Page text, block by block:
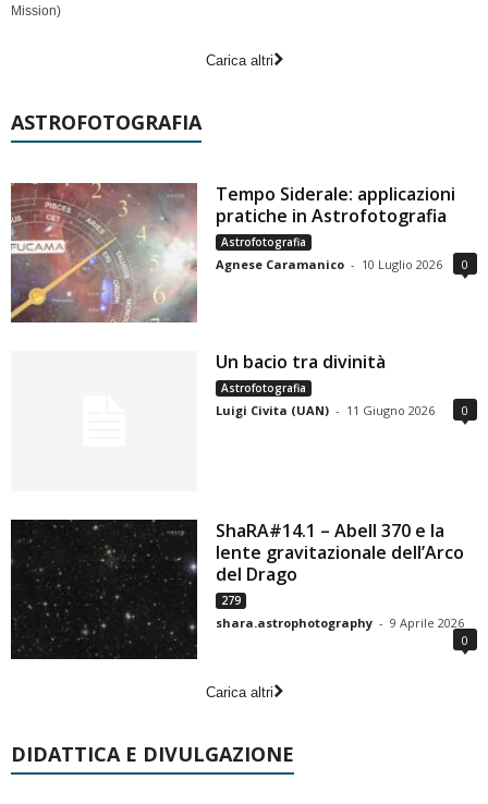
Mission)
Carica altri
ASTROFOTOGRAFIA
Tempo Siderale: applicazioni
pratiche in Astrofotografia
Astrofotografia
Agnese Caramanico - 10 Luglio 2026 0
Un bacio tra divinità
Astrofotografia
Luigi Civita (UAN) - 11 Giugno 2026 0
ShaRA#14.1 – Abell 370 e la
lente gravitazionale dell’Arco
del Drago
279
shara.astrophotography - 9 Aprile 2026
0
Carica altri
DIDATTICA E DIVULGAZIONE